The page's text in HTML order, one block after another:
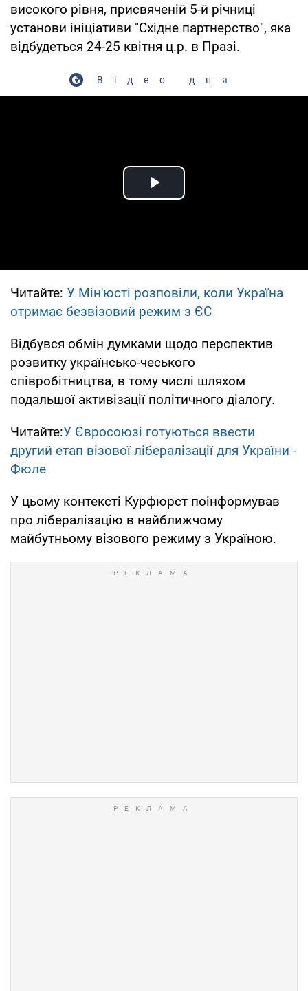
високого рівня, присвяченій 5-й річниці
установи ініціативи "Східне партнерство", яка
відбудеться 24-25 квітня ц.р. в Празі.
Відео дня
Play Video
Читайте: У Мін'юсті розповіли, коли Україна
отримає безвізовий режим з ЄС
Відбувся обмін думками щодо перспектив
розвитку українсько-чеського
співробітництва, в тому числі шляхом
подальшої активізації політичного діалогу.
Читайте:У Євросоюзі готуються ввести
другий етап візової лібералізації для України -
Фюле
У цьому контексті Курфюрст поінформував
про лібералізацію в найближчому
майбутньому візового режиму з Україною.